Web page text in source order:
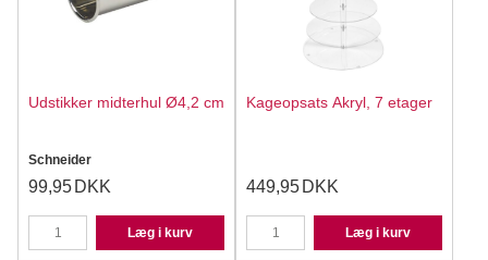
Udstikker midterhul Ø4,2 cm
Schneider
99,95 DKK
Læg i kurv
Kageopsats Akryl, 7 etager
449,95 DKK
Læg i kurv